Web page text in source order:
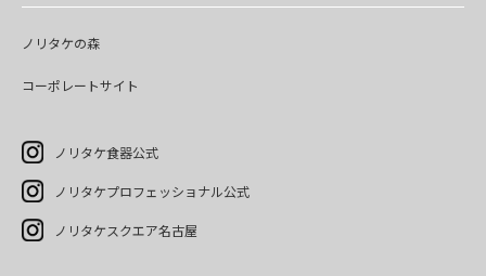
ノリタケの森
コーポレートサイト
ノリタケ食器公式
ノリタケプロフェッショナル公式
ノリタケスクエア名古屋